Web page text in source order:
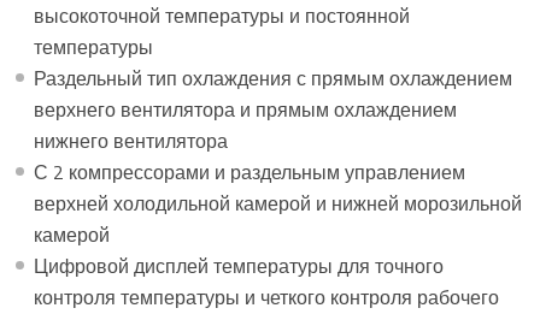
высокоточной температуры и постоянной
температуры
Раздельный тип охлаждения с прямым охлаждением
верхнего вентилятора и прямым охлаждением
нижнего вентилятора
С 2 компрессорами и раздельным управлением
верхней холодильной камерой и нижней морозильной
камерой
Цифровой дисплей температуры для точного
контроля температуры и четкого контроля рабочего